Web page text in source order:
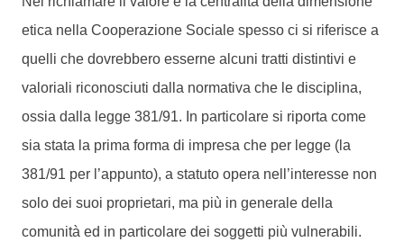
etica nella Cooperazione Sociale spesso ci si riferisce a
quelli che dovrebbero esserne alcuni tratti distintivi e
valoriali riconosciuti dalla normativa che le disciplina,
ossia dalla legge 381/91. In particolare si riporta come
sia stata la prima forma di impresa che per legge (la
381/91 per l’appunto), a statuto opera nell’interesse non
solo dei suoi proprietari, ma più in generale della
comunità ed in particolare dei soggetti più vulnerabili.